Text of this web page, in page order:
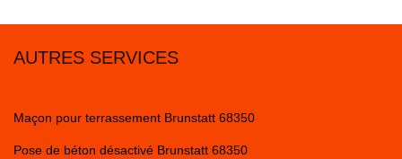
AUTRES SERVICES
Maçon pour terrassement Brunstatt 68350
Pose de béton désactivé Brunstatt 68350